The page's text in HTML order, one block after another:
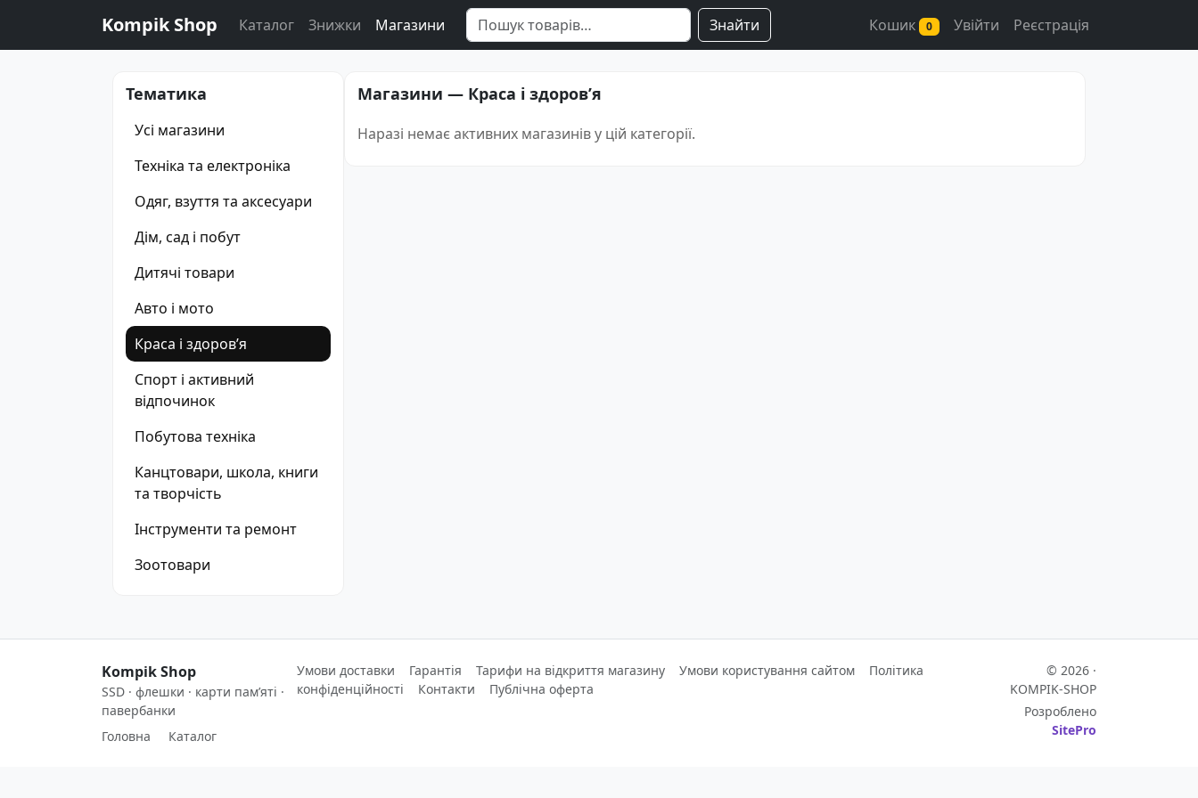
Kompik Shop Каталог Знижки Магазини Знайти Кошик 0 Увійти Реєстрація
Тематика
Усі магазини
Техніка та електроніка
Одяг, взуття та аксесуари
Дім, сад і побут
Дитячі товари
Авто і мото
Краса і здоровʼя
Спорт і активний
відпочинок
Побутова техніка
Канцтовари, школа, книги
та творчість
Інструменти та ремонт
Зоотовари
Магазини — Краса і здоровʼя
Наразі немає активних магазинів у цій категорії.
Kompik Shop
SSD · флешки · карти пам’яті ·
павербанки
Головна
Каталог
Умови доставки Гарантія Тарифи на відкриття магазину Умови користування сайтом
Політика
конфіденційності
Контакти Публічна оферта
© 2026 ·
KOMPIK-SHOP
Розроблено
SitePro